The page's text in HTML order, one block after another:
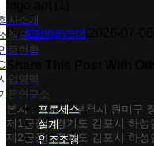
사소개
직도
증현황
업영역
든연구소
프로세스
설계
인조조경
Bystarwayent|
Facebook
X
Tumblr
Pinterest
이메일
본사 : 경기도 부천시 원미구
제1공장 : 경기도 김포시 하
제2공장 : 경기도 김포시 하성